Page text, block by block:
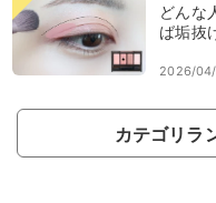
どんな
ば垢抜
2026/
カテゴリラ